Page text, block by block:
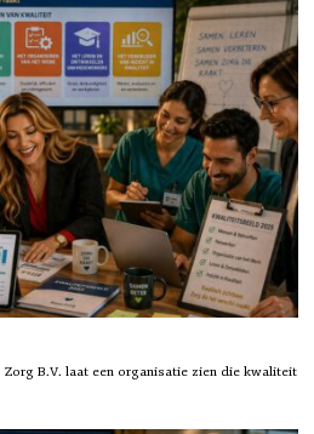
B.V. laat een organisatie zien die kwaliteit